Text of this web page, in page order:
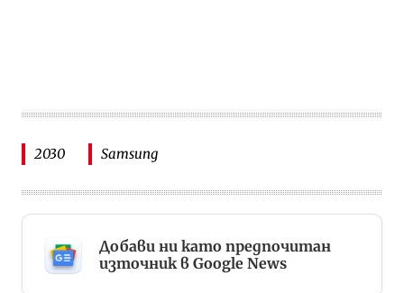
2030 Samsung
Добави ни като предпочитан
източник в Google News